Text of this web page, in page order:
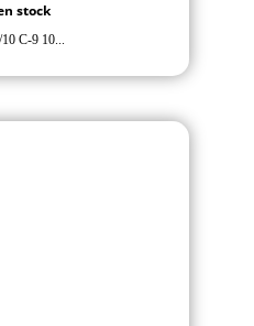
stock
C-9 10...